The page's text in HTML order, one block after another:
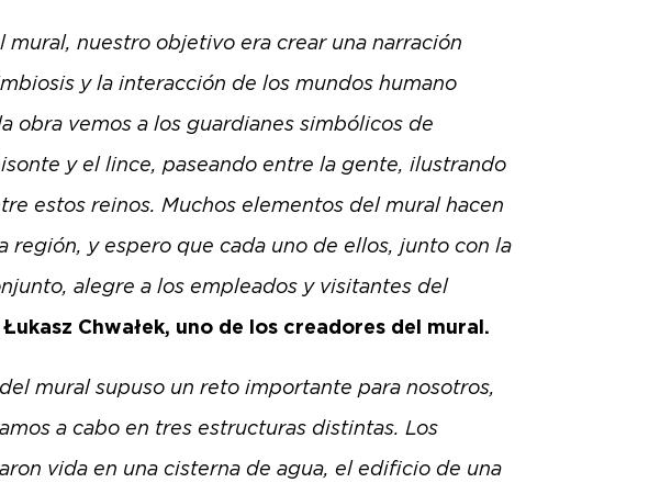
mural, nuestro objetivo era crear una narración
y la interacción de los mundos humano
obra vemos a los guardianes simbólicos de
y el lince, paseando entre la gente, ilustrando
estos reinos. Muchos elementos del mural hacen
región, y espero que cada uno de ellos, junto con la
alegre a los empleados y visitantes del
Łukasz Chwałek, uno de los creadores del mural.
mural supuso un reto importante para nosotros,
a cabo en tres estructuras distintas. Los
vida en una cisterna de agua, el edificio de una